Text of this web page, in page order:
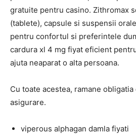
gratuite pentru casino. Zithromax
(tablete), capsule si suspensii
pentru confortul si preferintele
cardura xl 4 mg fiyat eficient
ajuta neaparat o alta persoana.
Cu toate acestea, ramane
asigurare.
viperous alphagan damla fiyati